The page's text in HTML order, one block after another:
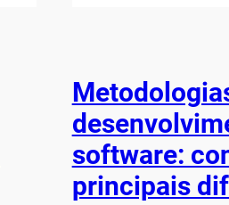
software:
principais